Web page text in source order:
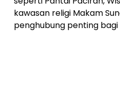
kawasan religi Makam
penghubung penting